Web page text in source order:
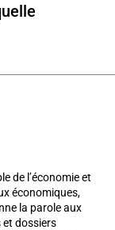
de l’économie et
économiques,
la parole aux
et dossiers